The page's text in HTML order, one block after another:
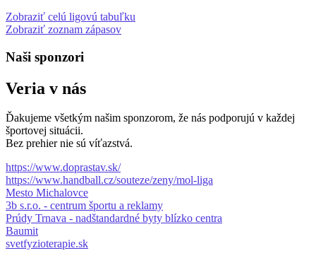
Zobraziť celú ligovú tabuľku
Zobraziť zoznam zápasov
Naši sponzori
Veria v nás
Ďakujeme všetkým našim sponzorom, že nás podporujú v každej
športovej situácii.
Bez prehier nie sú víťazstvá.
https://www.doprastav.sk/
https://www.handball.cz/souteze/zeny/mol-liga
Mesto Michalovce
3b s.r.o. - centrum športu a reklamy
Prúdy Trnava - nadštandardné byty blízko centra
Baumit
svetfyzioterapie.sk